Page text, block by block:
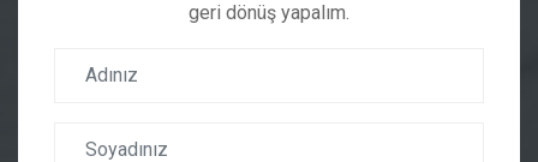
geri dönüş yapalım.